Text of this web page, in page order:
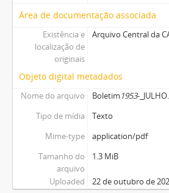
Área de documentação associada
Existência e
localização de
originais
Arquivo Central da
Objeto digital metadados
Nome do arquivo Boletim 1953-
Tipo de mídia
Texto
Mime-type
application/pdf
Tamanho do
arquivo
1.3 MiB
Uploaded 22 de outubro de